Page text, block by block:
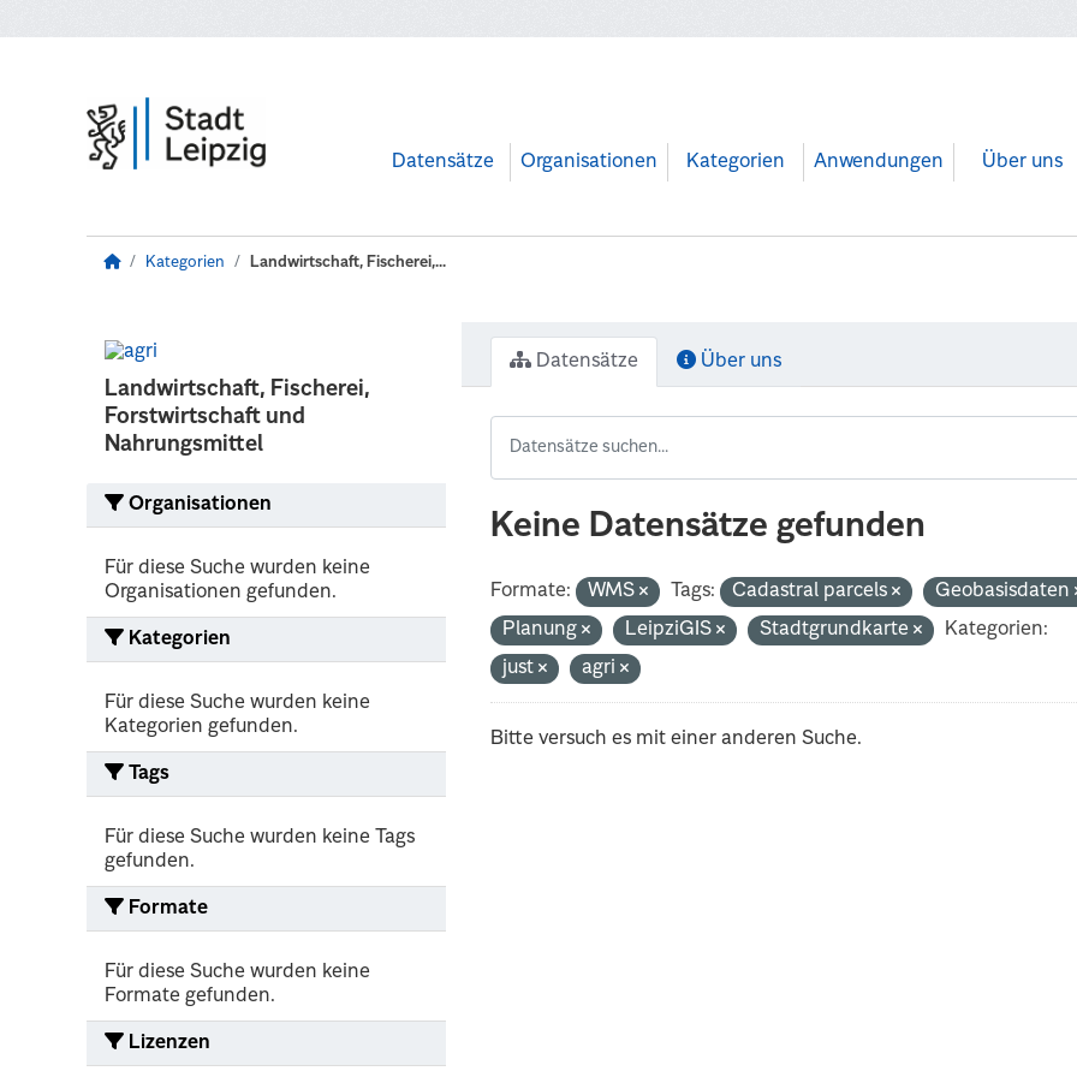
Datensätze Organisationen Kategorien Anwendungen Über uns
Kategorien Landwirtschaft, Fischerei,...
Landwirtschaft, Fischerei,
Forstwirtschaft und
Nahrungsmittel
Organisationen
Für diese Suche wurden keine
Organisationen gefunden.
Kategorien
Für diese Suche wurden keine
Kategorien gefunden.
Tags
Für diese Suche wurden keine Tags
gefunden.
Formate
Für diese Suche wurden keine
Formate gefunden.
Lizenzen
Datensätze Über uns
Keine Datensätze gefunden
Formate: WMS Tags: Cadastral parcels
Geobasisdaten
Planung
LeipziGIS Stadtgrundkarte
Kategorien:
just
agri
Bitte versuch es mit einer anderen Suche.